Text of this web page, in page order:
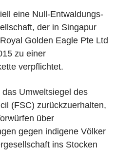
eine Null-Entwaldungs-
der in Singapur
Golden Eagle Pte Ltd
zu einer
verpflichtet.
Umweltsiegel des
(FSC) zurückzuerhalten,
über
gegen indigene Völker
ins Stocken